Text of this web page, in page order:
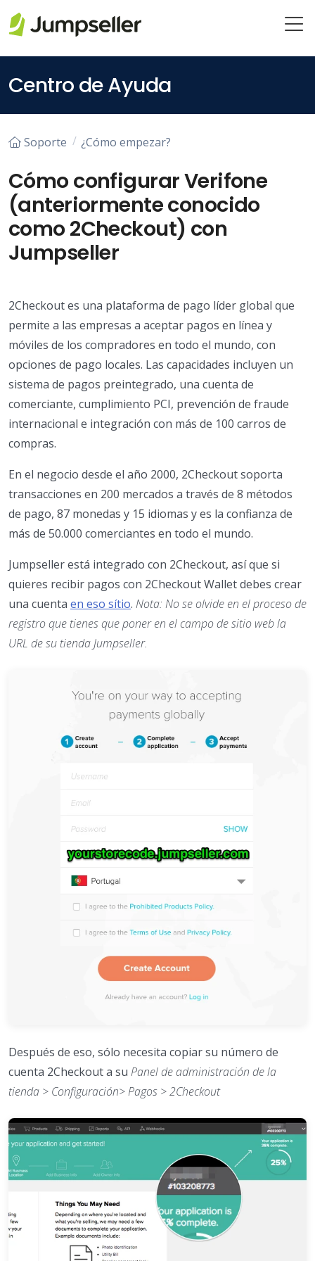
Centro de Ayuda
Soporte ¿Cómo empezar?
Cómo configurar Verifone
(anteriormente conocido
como 2Checkout) con
Jumpseller
2Checkout es una plataforma de pago líder global que
permite a las empresas a aceptar pagos en línea y
móviles de los compradores en todo el mundo, con
opciones de pago locales. Las capacidades incluyen un
sistema de pagos preintegrado, una cuenta de
comerciante, cumplimiento PCI, prevención de fraude
internacional e integración con más de 100 carros de
compras.
En el negocio desde el año 2000, 2Checkout soporta
transacciones en 200 mercados a través de 8 métodos
de pago, 87 monedas y 15 idiomas y es la confianza de
más de 50.000 comerciantes en todo el mundo.
Jumpseller está integrado con 2Checkout, así que si
quieres recibir pagos con 2Checkout Wallet debes crear
una cuenta en eso sítio. Nota: No se olvide en el proceso de
registro que tienes que poner en el campo de sitio web la
URL de su tienda Jumpseller.
Después de eso, sólo necesita copiar su número de
cuenta 2Checkout a su Panel de administración de la
tienda > Configuración> Pagos > 2Checkout